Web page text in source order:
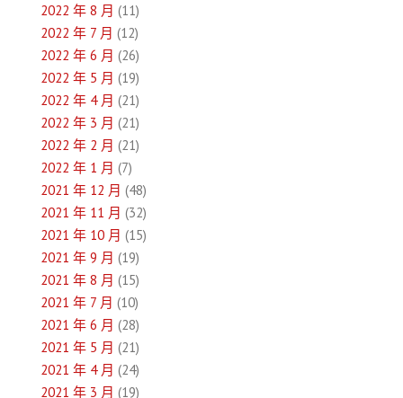
2022 年 8 月 (11)
2022 年 7 月 (12)
2022 年 6 月 (26)
2022 年 5 月 (19)
2022 年 4 月 (21)
2022 年 3 月 (21)
2022 年 2 月 (21)
2022 年 1 月 (7)
2021 年 12 月 (48)
2021 年 11 月 (32)
2021 年 10 月 (15)
2021 年 9 月 (19)
2021 年 8 月 (15)
2021 年 7 月 (10)
2021 年 6 月 (28)
2021 年 5 月 (21)
2021 年 4 月 (24)
2021 年 3 月 (19)